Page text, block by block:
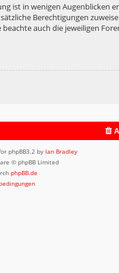
ist in wenigen Augenblicken
Berechtigungen
auch die jeweiligen
phpBB3.2 by Ian Bradley
© phpBB Limited
phpBB.de